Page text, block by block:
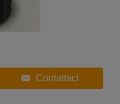
Contattaci